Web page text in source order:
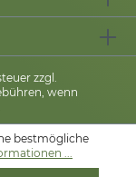
zzgl.
wenn
bestmögliche
...